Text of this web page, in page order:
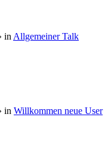
in Allgemeiner Talk
in Willkommen neue User